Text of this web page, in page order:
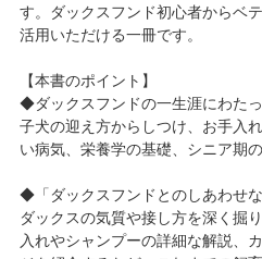
す。ダックスフンド初心者からベ
活用いただける一冊です。
【本書のポイント】
◆ダックスフンドの一生涯にわたっ
子犬の迎え方からしつけ、お手入
い病気、栄養学の基礎、シニア期
◆「ダックスフンドとのしあわせな
ダックスの気質や接し方を深く掘
入れやシャンプーの詳細な解説、